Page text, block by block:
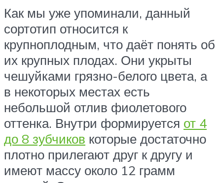
Как мы уже упоминали, данный
сортотип относится к
крупноплодным, что даёт понять об
их крупных плодах. Они укрыты
чешуйками грязно-белого цвета, а
в некоторых местах есть
небольшой отлив фиолетового
оттенка. Внутри формируется от 4
до 8 зубчиков которые достаточно
плотно прилегают друг к другу и
имеют массу около 12 грамм